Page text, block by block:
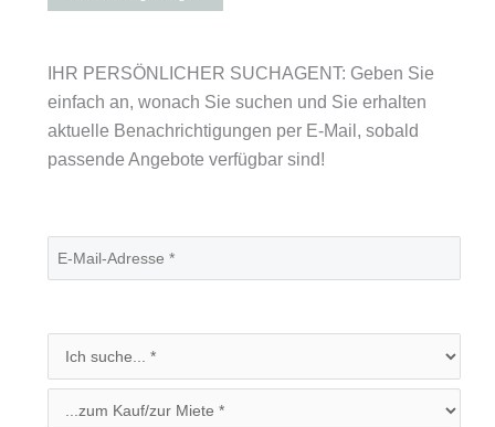
IHR PERSÖNLICHER SUCHAGENT: Geben Sie
einfach an, wonach Sie suchen und Sie erhalten
aktuelle Benachrichtigungen per E-Mail, sobald
passende Angebote verfügbar sind!